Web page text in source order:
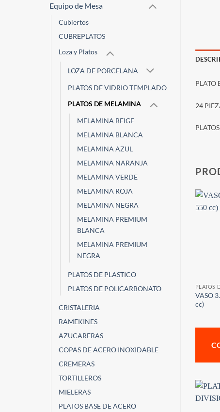
Equipo de Mesa
Cubiertos
CUBREPLATOS
Loza y Platos
LOZA DE PORCELANA
PLATOS DE VIDRIO TEMPLADO
PLATOS DE MELAMINA
MELAMINA BEIGE
MELAMINA BLANCA
MELAMINA AZUL
MELAMINA NARANJA
MELAMINA VERDE
MELAMINA ROJA
MELAMINA NEGRA
MELAMINA PREMIUM
BLANCA
MELAMINA PREMIUM
NEGRA
PLATOS DE PLASTICO
PLATOS DE POLICARBONATO
CRISTALERIA
RAMEKINES
AZUCARERAS
COPAS DE ACERO INOXIDABLE
CREMERAS
TORTILLEROS
MIELERAS
PLATOS BASE DE ACERO
PLATO
24
PLATOS
VASO
cc)